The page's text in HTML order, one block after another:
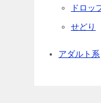
ドロッ
せどり
アダルト系